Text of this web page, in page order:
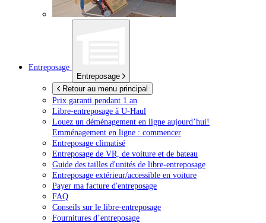
Entreposage
Entreposage
Retour au menu principal
Prix garanti pendant 1 an
Libre-entreposage à U-Haul
Louez un déménagement en ligne aujourd’hui!
Emménagement en ligne : commencer
Entreposage climatisé
Entreposage de VR, de voiture et de bateau
Guide des tailles d'unités de libre-entreposage
Entreposage extérieur/accessible en voiture
Payer ma facture d'entreposage
FAQ
Conseils sur le libre-entreposage
Fournitures d’entreposage